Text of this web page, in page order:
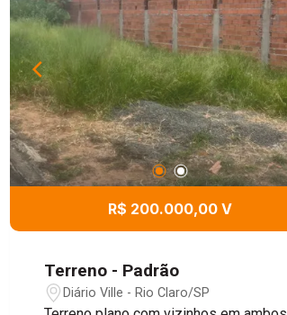
R$ 200.000,00 V
Terreno - Padrão
Diário Ville - Rio Claro/SP